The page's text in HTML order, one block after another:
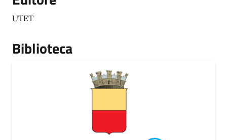
UTET
Biblioteca